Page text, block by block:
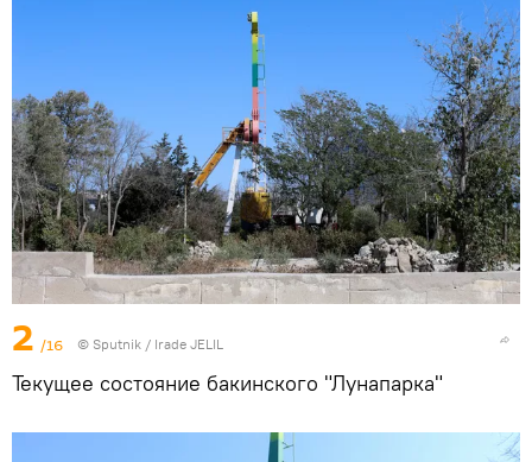
2 /16 © Sputnik / Irade JELIL
Текущее состояние бакинского "Лунапарка"